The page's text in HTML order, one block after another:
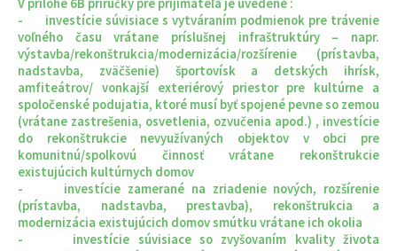
V prílohe 6B príručky pre prijímateľa je uvedené :
- investície súvisiace s vytváraním podmienok pre trávenie
voľného času vrátane príslušnej infraštruktúry – napr.
výstavba/rekonštrukcia/modernizácia/rozšírenie (prístavba,
nadstavba, zväčšenie) športovísk a detských ihrísk,
amfiteátrov/ vonkajší exteriérový priestor pre kultúrne a
spoločenské podujatia, ktoré musí byť spojené pevne so zemou
(vrátane zastrešenia, osvetlenia, ozvučenia apod.) , investície
do rekonštrukcie nevyužívaných objektov v obci pre
komunitnú/spolkovú činnosť vrátane rekonštrukcie
existujúcich kultúrnych domov
- investície zamerané na zriadenie nových, rozšírenie
(prístavba, nadstavba, prestavba), rekonštrukcia a
modernizácia existujúcich domov smútku vrátane ich okolia
- investície súvisiace so zvyšovaním kvality života